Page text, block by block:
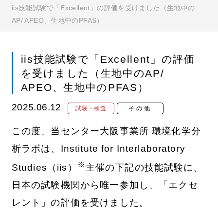
iis技能試験で「Excellent」の評価を受けました（生地中の
AP/ APEO、生地中のPFAS）
iis技能試験で「Excellent」の評価
を受けました（生地中のAP/
APEO、生地中のPFAS）
2025.06.12 試験・検査 その他
この度、当センター大阪事業所 環境化学分
析ラボは、Institute for Interlaboratory
Studies（iis）
※ 主催の下記の技能試験に、
日本の試験機関から唯一参加し、「エクセ
レント」の評価を受けました。